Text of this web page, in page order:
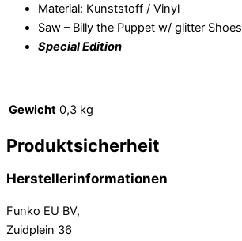
Material: Kunststoff / Vinyl
Saw – Billy the Puppet w/ glitter Shoes
Special Edition
Gewicht 0,3 kg
Produktsicherheit
Herstellerinformationen
Funko EU BV,
Zuidplein 36